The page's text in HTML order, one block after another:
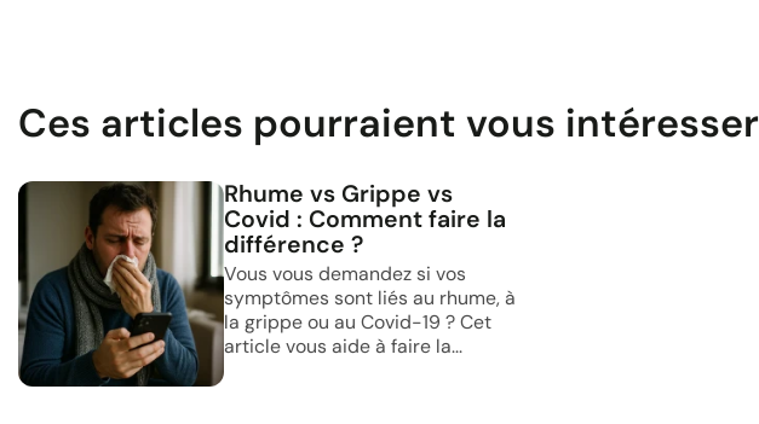
Ces articles pourraient vous intéresser
Rhume vs Grippe vs
Covid : Comment faire la
différence ?
Vous vous demandez si vos
symptômes sont liés au rhume, à
la grippe ou au Covid-19 ? Cet
article vous aide à faire la...